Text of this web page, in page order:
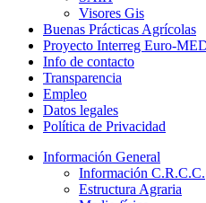
Visores Gis
Buenas Prácticas Agrícolas
Proyecto Interreg Euro-
Info de contacto
Transparencia
Empleo
Datos legales
Política de Privacidad
Información General
Información C.R.C.C.
Estructura Agraria